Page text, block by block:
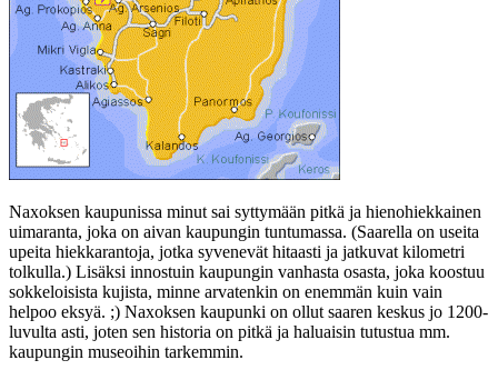
Naxoksen kaupunissa minut sai syttymään pitkä ja hienohiekkainen
uimaranta, joka on aivan kaupungin tuntumassa. (Saarella on useita
upeita hiekkarantoja, jotka syvenevät hitaasti ja jatkuvat kilometri
tolkulla.) Lisäksi innostuin kaupungin vanhasta osasta, joka koostuu
sokkeloisista kujista, minne arvatenkin on enemmän kuin vain
helpoo eksyä. ;) Naxoksen kaupunki on ollut saaren keskus jo 1200-
luvulta asti, joten sen historia on pitkä ja haluaisin tutustua mm.
kaupungin museoihin tarkemmin.